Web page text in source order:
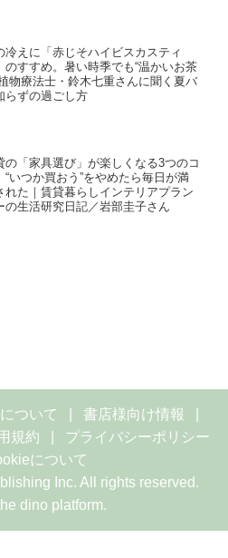
冷えに「赤じそハイビスカスティ
のすすめ。暑い時季でも“温かいお茶
物療法士・鈴木七重さんに聞く夏バ
らずの過ごし方
の「家具選び」が楽しくなる3つのコ
“いつか買おう”をやめたら毎日が満
れた｜賃貸暮らしインテリアプラン
の生活研究日記／岩部圭子さん
ついて
書店様向け情報
規約
プライバシーポリシー
について
Inc. All rights reserved.
dino platform.